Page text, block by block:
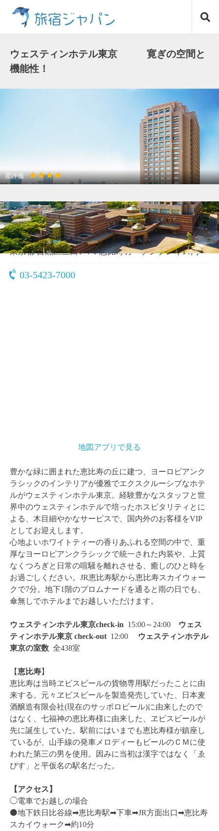
キ
旅宿ジャパン
ウェスティンホテル東京 寛ぎの空間と
機能性！
星評価 :★★★★
アクセスが良い
〒153-8580
東京都 目黒区三田1-4-1 恵比寿ガーデンプレイス内
03-5423-7000
地図アプリで見る
豊かな緑に囲まれた恵比寿の丘に建つ、ヨーロピアンク
ラシックのインテリアが優雅でエクスクルーシブなホテ
ルがウェスティンホテル東京。経験豊かなスタッフと世
界中のウェスティンホテルで培ったホスピタリティとに
よる、木目細やかなサービスで、国内外のお客様をVIP
としてお迎えします。
心地よいホワイトティーの香りあふれる空間の中で、重
厚なヨーロピアンクラシックで統一された内装や、上質
なくつろぎと日常の喧騒を離れさせる、癒しのひと時を
お過ごしください。JR恵比寿駅から恵比寿スカイウォー
クで7分。地下1階のプロムナードを通ると雨の日でも、
傘無しでホテルまでお越しいただけます。
ウェスティンホテル東京check-in 15:00～24:00
ウェス
ティンホテル東京 check-out 12:00
ウェスティンホテル
東京の室数 全438室
【恵比寿】
恵比寿は当時ヱビスビールの貨物専用駅だったことに由
来する。 元々 ヱビスビールを製造発売していた、日本麦
酒醸造有限会社(現在のサッポロビール)に由来したので
はなく、七福神の恵比寿様に由来した、ヱビスビールが
先に誕生していた。駅前にはいまでも恵比寿様が鎮座し
ているが、山手線の発車メロディーもビールのＣＭに使
われた第三の男を使用。因みに当初は漢字ではなく「ゑ
びす」と平仮名の駅名だった。
【アクセス】
◯電車でお越しの場合
⚫️地下鉄日比谷線➡︎恵比寿駅➡︎下車➡︎JR方面出口➡︎恵比寿
スカイウォーク➡︎約10分